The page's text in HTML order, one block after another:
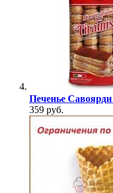
Печенье Савоярди
359 руб.